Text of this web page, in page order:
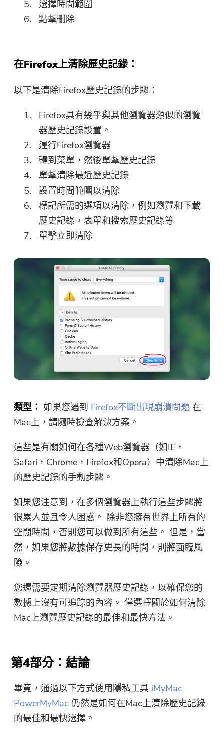
選擇時間範圍
點擊刪除
在Firefox上清除歷史記錄：
以下是清除Firefox歷史記錄的步驟：
Firefox具有幾乎與其他瀏覽器類似的瀏覽
器歷史記錄設置。
運行Firefox瀏覽器
轉到菜單，然後單擊歷史記錄
單擊清除最近歷史記錄
設置時間範圍以清除
標記所需的選項以清除，例如瀏覽和下載
歷史記錄，表單和搜索歷史記錄等
單擊立即清除
類型： 如果您遇到 Firefox不斷出現崩潰問題 在
Mac上，請隨時檢查解決方案。
這些是有關如何在各種Web瀏覽器（如IE，
Safari，Chrome，Firefox和Opera）中清除Mac上
的歷史記錄的手動步驟。
如果您注意到，在多個瀏覽器上執行這些步驟將
很累人並且令人困惑。 除非您擁有世界上所有的
空閒時間，否則您可以做到所有這些。 但是，當
然，如果您將數據保存更長的時間，則將面臨風
險。
您還需要定期清除瀏覽器歷史記錄，以確保您的
數據上沒有可追踪的內容。 僅選擇關於如何清除
Mac上瀏覽歷史記錄的最佳和最快方法。
第4部分：結論
畢竟，通過以下方式使用隱私工具 iMyMac
PowerMyMac 仍然是如何在Mac上清除歷史記錄
的最佳和最快選擇。